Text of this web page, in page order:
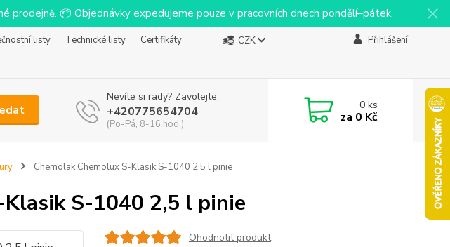
prodejně. 📦 Objednávky expedujeme pouze v pracovních dnech pondělí–pátek.
listy Technické listy
Certifikáty
CZK Přihlášení
Nevíte si rady? Zavolejte.
+420775654704
(Po-Pá, 8-16 hod.)
0ks
za 0 Kč
Chemolak Chemolux S-Klasik S-1040 2,5 l pinie
S-1040 2,5 l pinie
Ohodnotit produkt